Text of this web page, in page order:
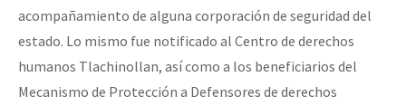
acompañamiento de alguna corporación de seguridad del
estado. Lo mismo fue notificado al Centro de derechos
humanos Tlachinollan, así como a los beneficiarios del
Mecanismo de Protección a Defensores de derechos